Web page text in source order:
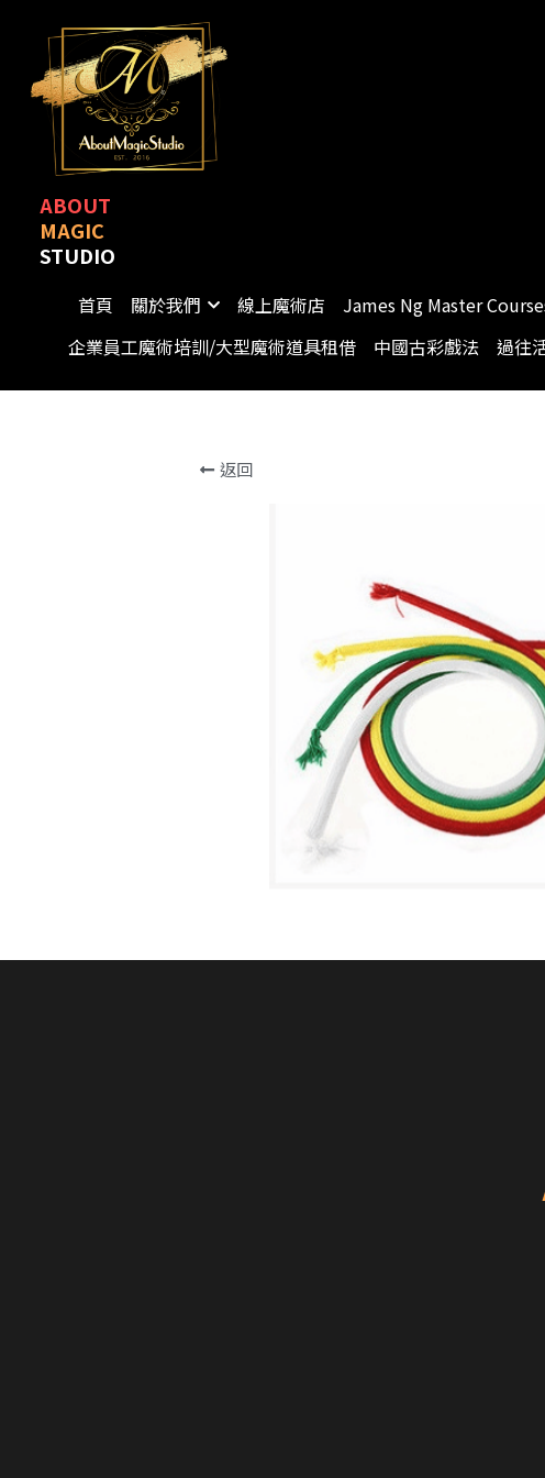
ABOUT
MAGIC
STUDIO
首頁 關於我們 線上魔術店 James Ng Master
企業員工魔術培訓/大型魔術道具租借
中國古彩戲法 過往
返回